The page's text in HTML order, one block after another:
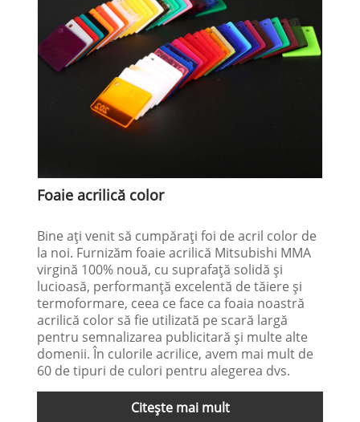
Foaie acrilică color
Bine ați venit să cumpărați foi de acril color de
la noi. Furnizăm foaie acrilică Mitsubishi MMA
virgină 100% nouă, cu suprafață solidă și
lucioasă, performanță excelentă de tăiere și
termoformare, ceea ce face ca foaia noastră
acrilică color să fie utilizată pe scară largă
pentru semnalizarea publicitară și multe alte
domenii. În culorile acrilice, avem mai mult de
60 de tipuri de culori pentru alegerea dvs.
Citeşte mai mult